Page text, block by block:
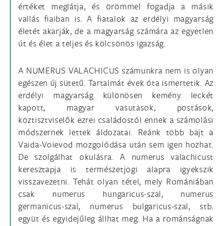
értéket meglátja, és örömmel fogadja a másik
vallás fiaiban is. A fiatalok az erdélyi magyarság
életét akarják, de a magyarság számára az egyetlen
út és élet a teljes és kölcsönös igazság.
A NUMERUS VALACHICUS számunkra nem is olyan
egészen új sütetű. Tartalmát évek óta ismertetik. Az
erdélyi magyarság különösen kemény leckét
kapott, magyar vasutasok, postások,
köztisztviselők ezrei családostól ennek a számolási
módszernek lettek áldozatai. Reánk több bajt a
Vaida-Voievod mozgolódása után sem igen hozhat.
De szolgálhat okulásra. A numerus valachicust
keresztapja is természetjogi alapra igyekszik
visszavezetni. Tehát olyan tétel, mely Romániában
csak numerus hungaricus-szal, numerus
germanicus-szal, numerus bulgaricus-szal, stb.
együt és egyidejűleg állhat meg. Ha a románságnak